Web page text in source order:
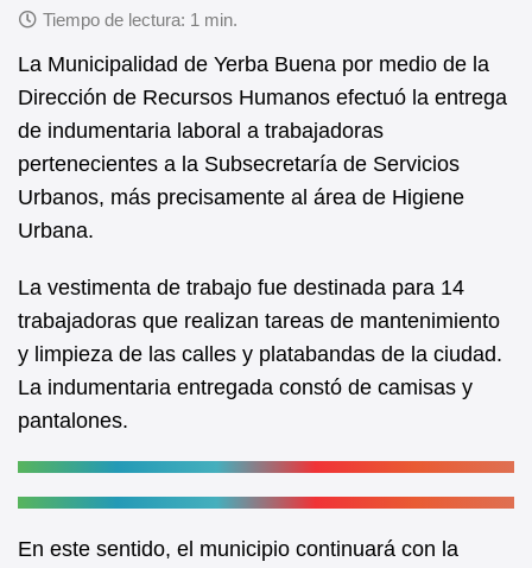
c
e
b
o
o
k
at
s
A
p
p
La Municipalidad de Yerba Buena por medio de la
Dirección de Recursos Humanos efectuó la entrega
de indumentaria laboral a trabajadoras
pertenecientes a la Subsecretaría de Servicios
Urbanos, más precisamente al área de Higiene
Urbana.
La vestimenta de trabajo fue destinada para 14
trabajadoras que realizan tareas de mantenimiento
y limpieza de las calles y platabandas de la ciudad.
La indumentaria entregada constó de camisas y
pantalones.
En este sentido, el municipio continuará con la